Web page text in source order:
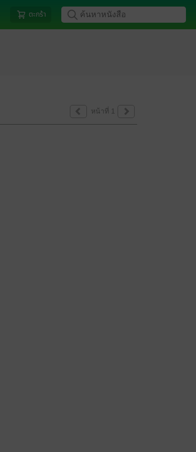
ตะกร้า
หน้าที่ 1